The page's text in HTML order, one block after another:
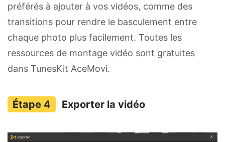
préférés à ajouter à vos vidéos, comme des
transitions pour rendre le basculement entre
chaque photo plus facilement. Toutes les
ressources de montage vidéo sont gratuites
dans TunesKit AceMovi.
Exporter la vidéo